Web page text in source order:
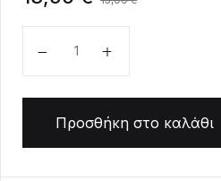
Προσθήκη στο καλάθι